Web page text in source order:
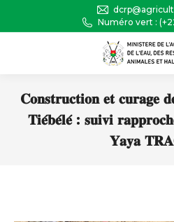
Numéro vert :
𝐂𝐨𝐧𝐬𝐭𝐫𝐮𝐜𝐭𝐢𝐨𝐧 𝐞𝐭 𝐜𝐮𝐫𝐚𝐠𝐞
𝐓𝐢𝐞́𝐛𝐞́𝐥𝐞́ : 𝐬𝐮𝐢𝐯𝐢
𝐘𝐚𝐲𝐚